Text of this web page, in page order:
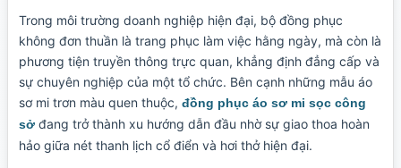
Trong môi trường doanh nghiệp hiện đại, bộ đồng phục
không đơn thuần là trang phục làm việc hằng ngày, mà còn là
phương tiện truyền thông trực quan, khẳng định đẳng cấp và
sự chuyên nghiệp của một tổ chức. Bên cạnh những mẫu áo
sơ mi trơn màu quen thuộc, đồng phục áo sơ mi sọc công
sở đang trở thành xu hướng dẫn đầu nhờ sự giao thoa hoàn
hảo giữa nét thanh lịch cổ điển và hơi thở hiện đại.